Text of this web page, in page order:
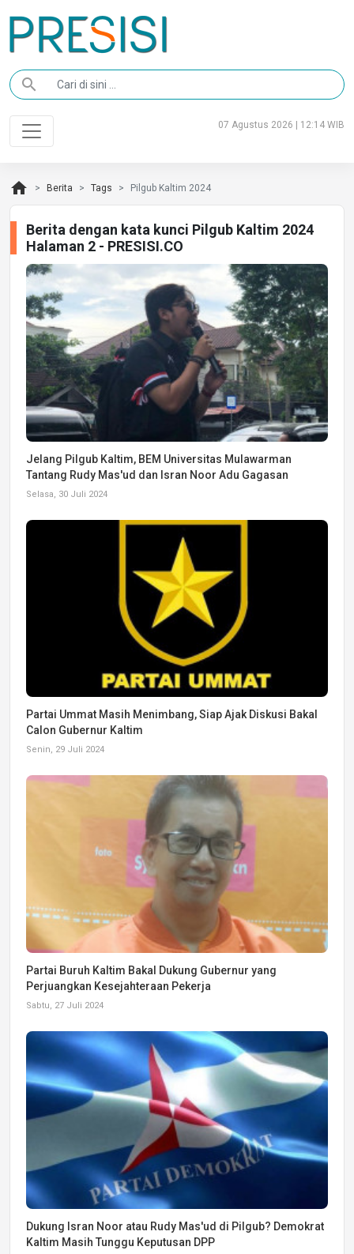
search
07 Agustus 2026 | 12:14 WIB
home Berita Tags Pilgub Kaltim 2024
Berita dengan kata kunci Pilgub Kaltim 2024
Halaman 2 - PRESISI.CO
Jelang Pilgub Kaltim, BEM Universitas Mulawarman
Tantang Rudy Mas'ud dan Isran Noor Adu Gagasan
Selasa, 30 Juli 2024
Partai Ummat Masih Menimbang, Siap Ajak Diskusi Bakal
Calon Gubernur Kaltim
Senin, 29 Juli 2024
Partai Buruh Kaltim Bakal Dukung Gubernur yang
Perjuangkan Kesejahteraan Pekerja
Sabtu, 27 Juli 2024
Dukung Isran Noor atau Rudy Mas'ud di Pilgub? Demokrat
Kaltim Masih Tunggu Keputusan DPP